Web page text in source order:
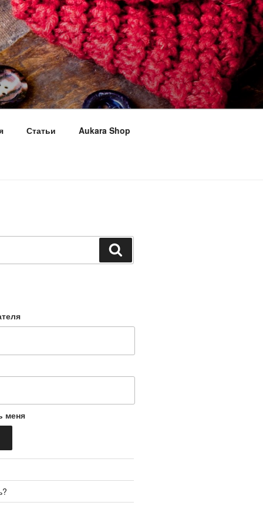
Статьи Aukara Shop
меня